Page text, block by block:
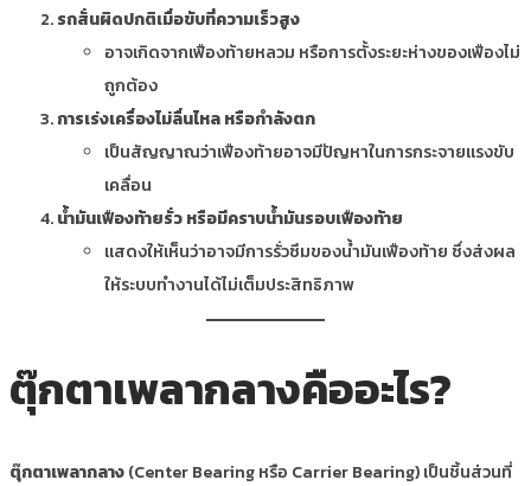
รถสั่นผิดปกติเมื่อขับที่ความเร็วสูง
อาจเกิดจากเฟืองท้ายหลวม หรือการตั้งระยะห่างของเฟืองไม่
ถูกต้อง
การเร่งเครื่องไม่ลื่นไหล หรือกำลังตก
เป็นสัญญาณว่าเฟืองท้ายอาจมีปัญหาในการกระจายแรงขับ
เคลื่อน
น้ำมันเฟืองท้ายรั่ว หรือมีคราบน้ำมันรอบเฟืองท้าย
แสดงให้เห็นว่าอาจมีการรั่วซึมของน้ำมันเฟืองท้าย ซึ่งส่งผล
ให้ระบบทำงานได้ไม่เต็มประสิทธิภาพ
ตุ๊กตาเพลากลางคืออะไร?
ตุ๊กตาเพลากลาง(Center Bearing หรือ Carrier Bearing) เป็นชิ้นส่วนที่